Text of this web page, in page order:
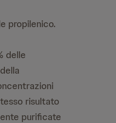
propilenico.
delle
risultato
purificate